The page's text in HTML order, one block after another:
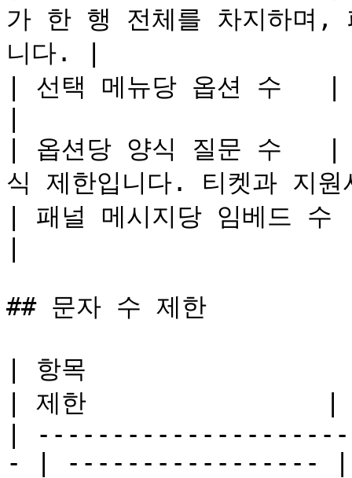
가 한 행 전체를 차지하며,
니다. |
| 선택 메뉴당 옵션
| 옵션당 양식 질문
식 제한입니다. 티켓과
| 패널 메시지당 임베
## 문자 수 제한
| 항목
| 제한                |
|
- | ----------------- |